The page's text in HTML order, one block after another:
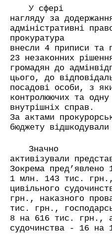
У сфері
нагляду за
адміністративні
прокуратура
внесли 4 приписи та
23 незаконних
громадян до
цього, до
посадові особи, з
контролюючих та
внутрішніх справ.
За актами
бюджету
Значно
активізували
Зокрема пред’явлено
1 млн. 143 тис.
цивільного
грн., наказного
тис. грн.,
8 на 616 тис. грн.,
судочинства - 16 на